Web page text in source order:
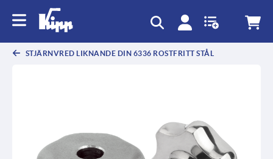
STJÄRNVRED LIKNANDE DIN 6336 ROSTFRITT STÅL